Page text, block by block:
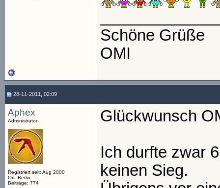
Schöne Grüße
OMI
28-11-2011, 02:09
Aphex
Administrator
Registriert seit: Aug 2000
Ort: Berlin
Beiträge: 774
Glückwunsch
Ich durfte zwar
keinen Sieg.